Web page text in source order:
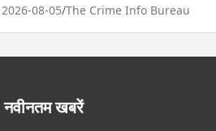
2026-08-05 The Crime Info Bureau
नवीनतम खबरें